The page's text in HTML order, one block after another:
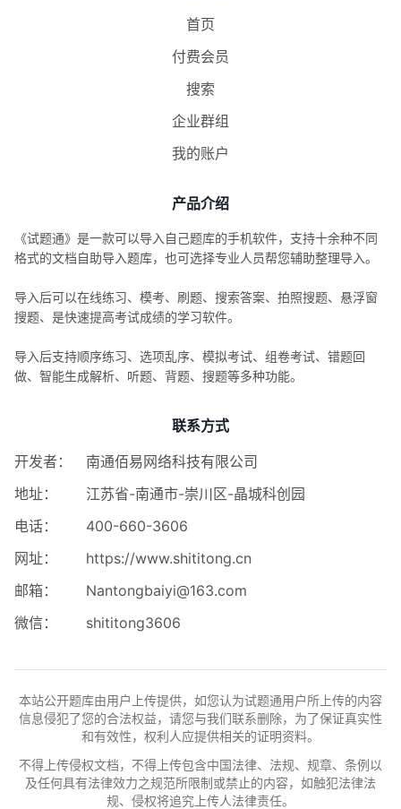
首页
付费会员
搜索
企业群组
我的账户
产品介绍
《试题通》是一款可以导入自己题库的手机软件，支持十余种不同
格式的文档自助导入题库，也可选择专业人员帮您辅助整理导入。
导入后可以在线练习、模考、刷题、搜索答案、拍照搜题、悬浮窗
搜题、是快速提高考试成绩的学习软件。
导入后支持顺序练习、选项乱序、模拟考试、组卷考试、错题回
做、智能生成解析、听题、背题、搜题等多种功能。
联系方式
开发者：
南通佰易网络科技有限公司
地址：
江苏省-南通市-崇川区-晶城科创园
电话：
400-660-3606
网址：
https://www.shititong.cn
邮箱：
Nantongbaiyi@163.com
微信：
shititong3606
本站公开题库由用户上传提供，如您认为试题通用户所上传的内容
信息侵犯了您的合法权益，请您与我们联系删除，为了保证真实性
和有效性，权利人应提供相关的证明资料。
不得上传侵权文档，不得上传包含中国法律、法规、规章、条例以
及任何具有法律效力之规范所限制或禁止的内容，如触犯法律法
规、侵权将追究上传人法律责任。